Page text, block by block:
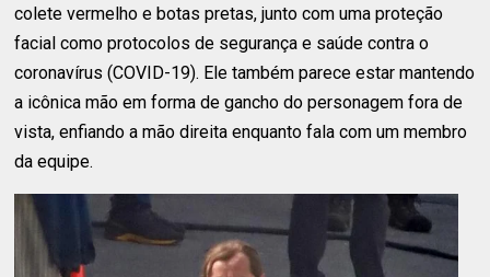
colete vermelho e botas pretas, junto com uma proteção
facial como protocolos de segurança e saúde contra o
coronavírus (COVID-19). Ele também parece estar mantendo
a icônica mão em forma de gancho do personagem fora de
vista, enfiando a mão direita enquanto fala com um membro
da equipe.